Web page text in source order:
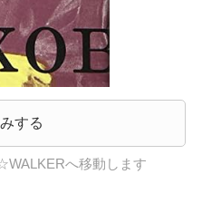
する
へ移動します